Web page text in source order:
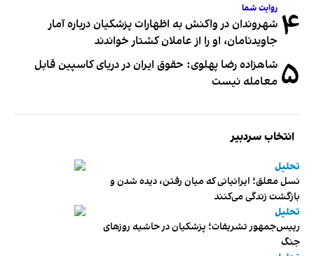
۴ روایت شما
شهروندان در واکنش به اظهارات پزشکیان درباره آمار
جاویدنامان، او را از عاملان کشتار خواندند
۵ شاهزاده رضا پهلوی: حقوق ایران در دریای کاسپین قابل
معامله نیست
انتخاب سردبیر
تحلیل
نسل معلق؛ ایرانیانی که میان رفتن، دیده شدن و
بازگشت زندگی می‌کنند
تحلیل
رییس‌جمهور تشریفات؛ پزشکیان در حاشیه روزهای
جنگ